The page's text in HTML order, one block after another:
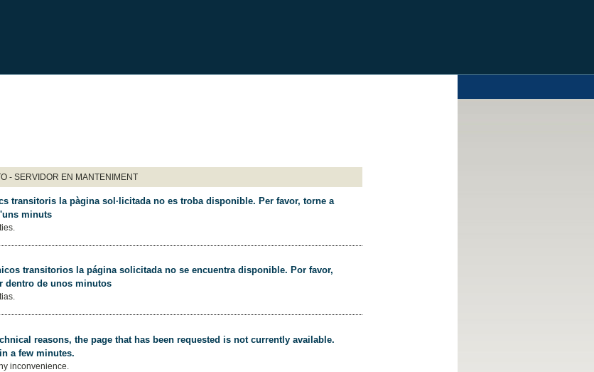
- SERVIDOR EN MANTENIMENT
transitoris la pàgina sol·licitada no es troba disponible. Per favor, torne a
minuts
transitorios la página solicitada no se encuentra disponible. Por favor,
dentro de unos minutos
reasons, the page that has been requested is not currently available.
a few minutes.
inconvenience.